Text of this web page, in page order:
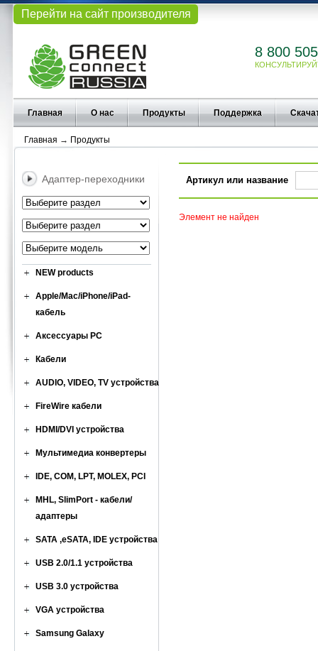
Перейти на сайт производителя
8 800
Главная О нас Продукты Поддержка
Главная → Продукты
Адаптер-переходники
NEW products
Apple/Mac/iPhone/iPad-
кабель
Аксессуары PC
Кабели
AUDIO, VIDEO, TV устройства
FireWire кабели
HDMI/DVI устройства
Мультимедиа конвертеры
IDE, COM, LPT, MOLEX, PCI
MHL, SlimPort - кабели/
адаптеры
SATA ,eSATA, IDE устройства
USB 2.0/1.1 устройства
USB 3.0 устройства
VGA устройства
Samsung Galaxy
Артикул или название
Элемент не найден